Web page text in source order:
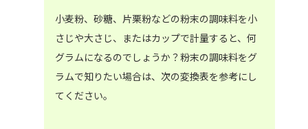
小麦粉、砂糖、片栗粉などの粉末の調味料を小
さじや大さじ、またはカップで計量すると、何
グラムになるのでしょうか？粉末の調味料をグ
ラムで知りたい場合は、次の変換表を参考にし
てください。